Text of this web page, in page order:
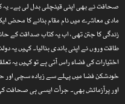
صحافت نے بھی اپنی قینچلی بدل لی ہے۔ یہ
مادی معاشرے میں نام مقام بنانے کا محض
زندگی کا جتن تھی، اب یہ کتاب صداقت کے
طاقت وروں نے اپنی باندی بنالیا۔ کہیں یہ
اختیارات کی فضاء راس آتی ہے تو کہیں یہ
خودشکن فضا میں پہلے سے زیادہ سچی اور
اور پرآزمائش بھی۔ جرأت ایسی ہی صحافت